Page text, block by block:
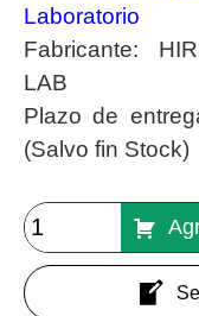
Laboratorio
Fabricante:
LAB
Plazo de
(Salvo fin Stock)